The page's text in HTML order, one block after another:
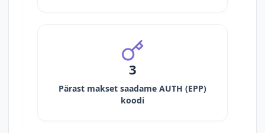
3
Pärast makset saadame AUTH (EPP)
koodi